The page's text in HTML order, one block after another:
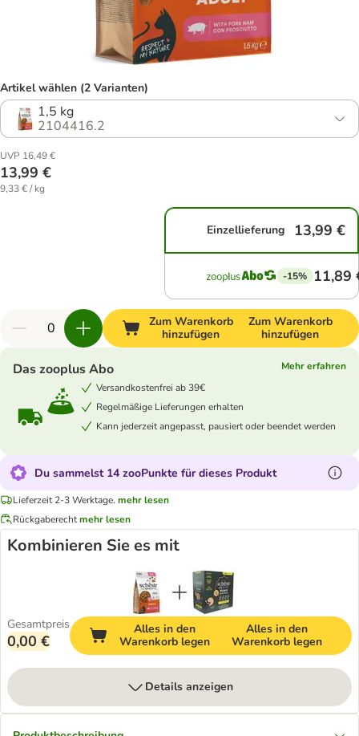
Artikel wählen (2 Varianten)
1,5 kg
2104416.2
UVP 16,49 €
13,99 €
9,33 € / kg
Einzellieferung 13,99 €
-15% 11,89
Zum Warenkorb
hinzufügen
Zum Warenkorb
hinzufügen
Das zooplus Abo
Mehr erfahren
Versandkostenfrei ab 39€
Regelmäßige Lieferungen erhalten
Kann jederzeit angepasst, pausiert oder beendet werden
Du sammelst 14 zooPunkte für dieses Produkt
Lieferzeit 2-3 Werktage. mehr lesen
Rückgaberechtmehr lesen
Kombinieren Sie es mit
Gesamtpreis
0,00 €
Alles in den
Warenkorb legen
Alles in den
Warenkorb legen
Details anzeigen